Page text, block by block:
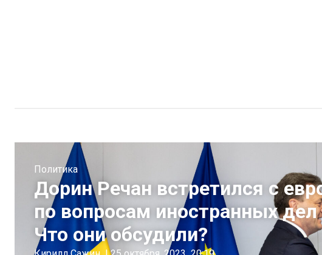
Политика
Дорин Речан встретился с
по вопросам иностранных
Что они обсудили?